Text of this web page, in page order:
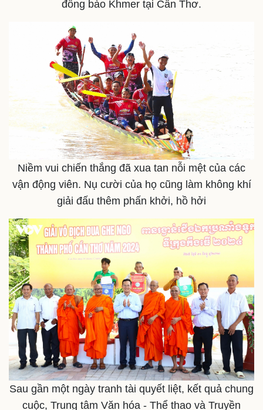
Thể thao
Bóng đá
Lịch thi đấu bóng đá
Thế giới thể thao
eSports
Hậu trường
Ô tô - Xe máy
Ô tô
Xe máy
Tư vấn
đồng bào Khmer tại Cần Thơ.
Niềm vui chiến thắng đã xua tan nỗi mệt của các
vận động viên. Nụ cười của họ cũng làm không khí
giải đấu thêm phấn khởi, hồ hởi
Sau gần một ngày tranh tài quyết liệt, kết quả chung
cuộc, Trung tâm Văn hóa - Thể thao và Truyền